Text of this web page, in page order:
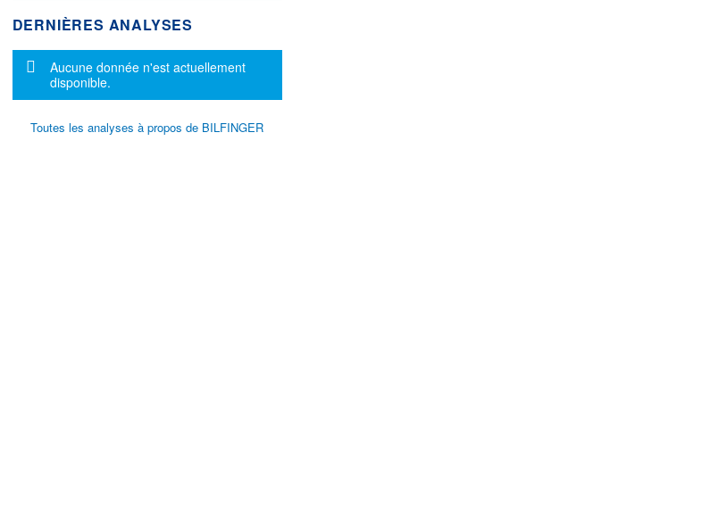
DERNIÈRES ANALYSES
Message d'information
Aucune donnée n'est actuellement
disponible.
Toutes les analyses à propos de BILFINGER